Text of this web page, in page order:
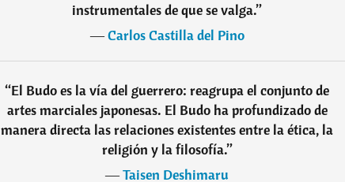
instrumentales de que se valga.”
―Carlos Castilla del Pino
“El Budo es la vía del guerrero: reagrupa el conjunto de
artes marciales japonesas. El Budo ha profundizado de
manera directa las relaciones existentes entre la ética, la
religión y la filosofía.”
―Taisen Deshimaru